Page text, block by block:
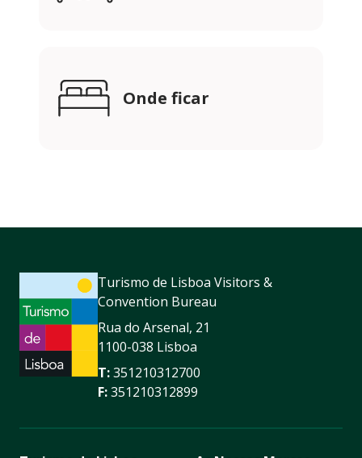
Onde ficar
Turismo de Lisboa Visitors &
Convention Bureau
Rua do Arsenal, 21
1100-038 Lisboa
T:351210312700
F:351210312899